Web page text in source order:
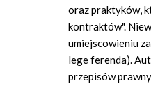
oraz praktyków,
kontraktów".
umiejscowieniu
lege ferenda).
przepisów